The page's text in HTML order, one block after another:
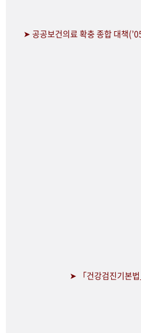
➤ 공공보건의료 확충 종합 대책
➤ 「건강검진기본